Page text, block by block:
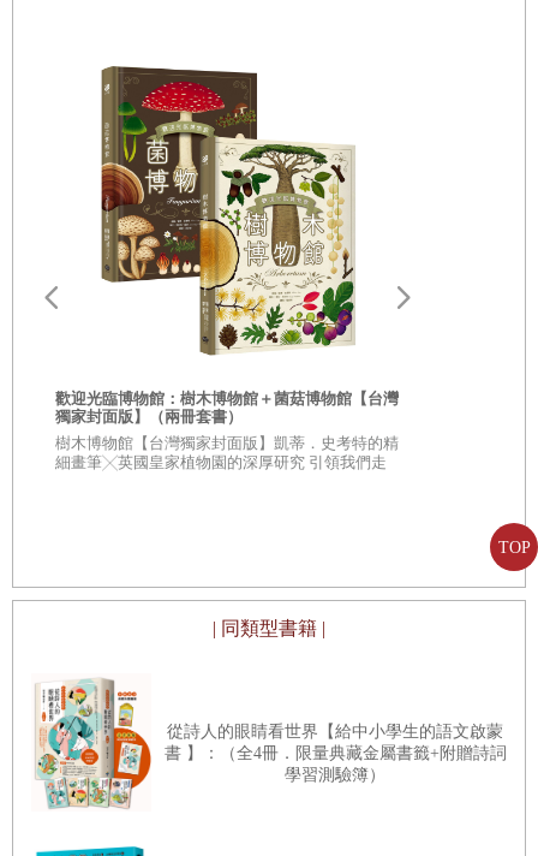
TOP
歡迎光臨博物館：樹木博物館＋菌菇博物館【台灣
獨家封面版】（兩冊套書）
樹木博物館【台灣獨家封面版】凱蒂．史考特的精
細畫筆╳英國皇家植物園的深厚研究 引領我們走
不容易被洗
| 同類型書籍 |
從詩人的眼睛看世界【給中小學生的語文啟蒙
書 】：（全4冊．限量典藏金屬書籤+附贈詩詞
學習測驗簿）